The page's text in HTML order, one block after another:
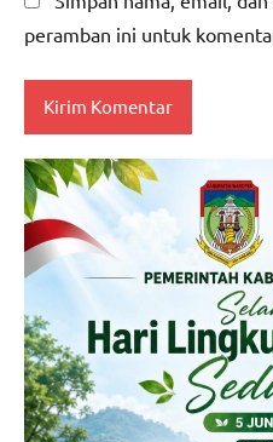
peramban ini untuk